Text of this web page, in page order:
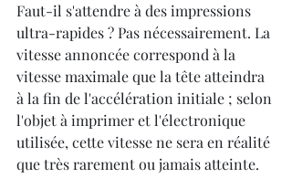
Faut-il s'attendre à des impressions
ultra-rapides ? Pas nécessairement. La
vitesse annoncée correspond à la
vitesse maximale que la tête atteindra
à la fin de l'accélération initiale ; selon
l'objet à imprimer et l'électronique
utilisée, cette vitesse ne sera en réalité
que très rarement ou jamais atteinte.